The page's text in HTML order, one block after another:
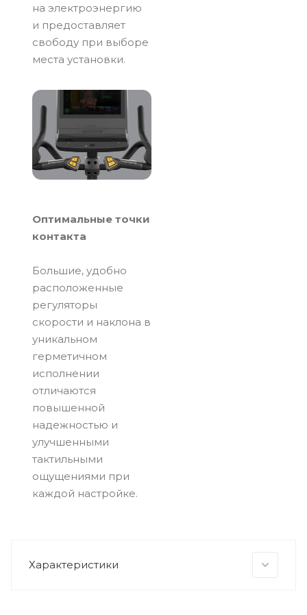
на электроэнергию
и предоставляет
свободу при выборе
места установки.
Оптимальные точки
контакта
Большие, удобно
расположенные
регуляторы
скорости и наклона в
уникальном
герметичном
исполнении
отличаются
повышенной
надежностью и
улучшенными
тактильными
ощущениями при
каждой настройке.
Характеристики